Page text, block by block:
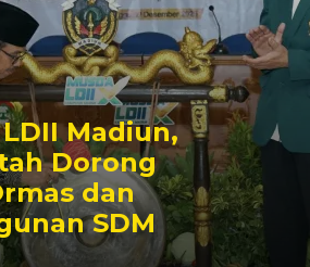
Madiun,
Dorong
dan
SDM